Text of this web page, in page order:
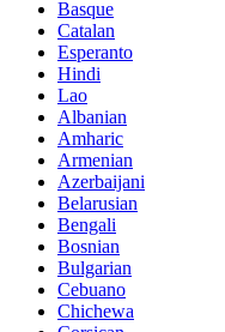
Basque
Catalan
Esperanto
Hindi
Lao
Albanian
Amharic
Armenian
Azerbaijani
Belarusian
Bengali
Bosnian
Bulgarian
Cebuano
Chichewa